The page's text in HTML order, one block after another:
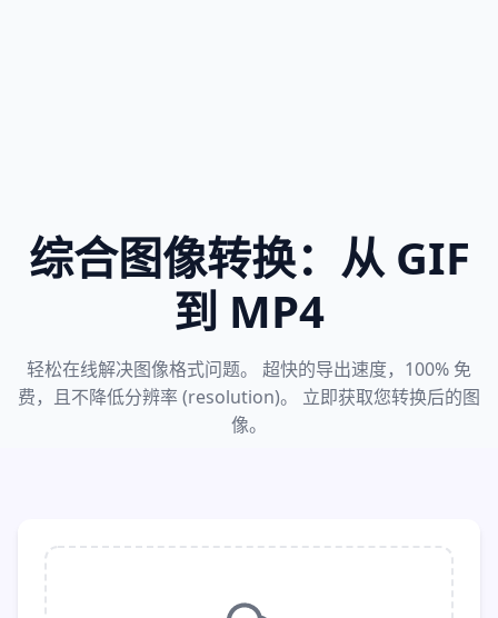
综合图像转换：从 GIF
到 MP4
轻松在线解决图像格式问题。 超快的导出速度，100% 免
费，且不降低分辨率 (resolution)。 立即获取您转换后的图
像。